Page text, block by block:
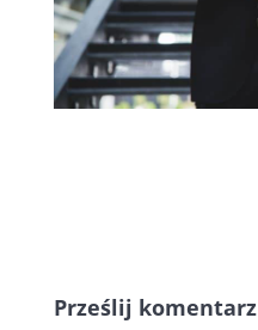
Prześlij komentarz